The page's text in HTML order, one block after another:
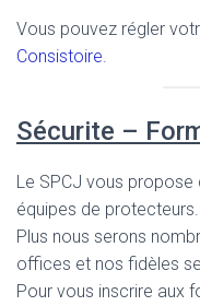
Vous pouvez régler
Consistoire
Sécurite –
Le SPCJ vous
équipes de protecteurs.
Plus nous serons
offices et nos fidèles
Pour vous inscrire aux